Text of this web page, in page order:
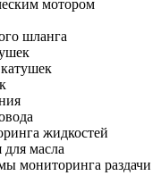
мотором
шланга
жидкостей
масла
мониторинга раздачи